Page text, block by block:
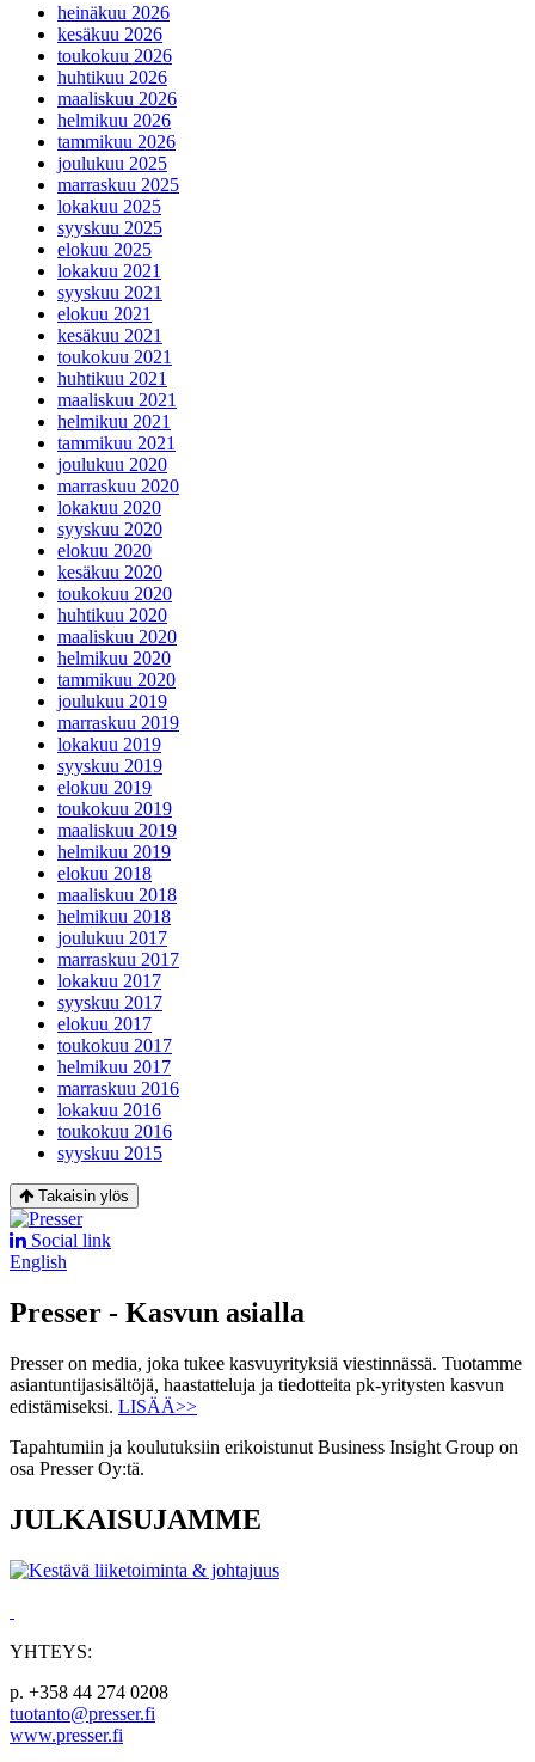
heinäkuu 2026
kesäkuu 2026
toukokuu 2026
huhtikuu 2026
maaliskuu 2026
helmikuu 2026
tammikuu 2026
joulukuu 2025
marraskuu 2025
lokakuu 2025
syyskuu 2025
elokuu 2025
lokakuu 2021
syyskuu 2021
elokuu 2021
kesäkuu 2021
toukokuu 2021
huhtikuu 2021
maaliskuu 2021
helmikuu 2021
tammikuu 2021
joulukuu 2020
marraskuu 2020
lokakuu 2020
syyskuu 2020
elokuu 2020
kesäkuu 2020
toukokuu 2020
huhtikuu 2020
maaliskuu 2020
helmikuu 2020
tammikuu 2020
joulukuu 2019
marraskuu 2019
lokakuu 2019
syyskuu 2019
elokuu 2019
toukokuu 2019
maaliskuu 2019
helmikuu 2019
elokuu 2018
maaliskuu 2018
helmikuu 2018
joulukuu 2017
marraskuu 2017
lokakuu 2017
syyskuu 2017
elokuu 2017
toukokuu 2017
helmikuu 2017
marraskuu 2016
lokakuu 2016
toukokuu 2016
syyskuu 2015
Takaisin ylös
Social link
English
Presser - Kasvun asialla
Presser on media, joka tukee kasvuyrityksiä viestinnässä. Tuotamme
asiantuntijasisältöjä, haastatteluja ja tiedotteita pk-yritysten kasvun
edistämiseksi. LISÄÄ>>
Tapahtumiin ja koulutuksiin erikoistunut Business Insight Group on
osa Presser Oy:tä.
JULKAISUJAMME
YHTEYS:
p. +358 44 274 0208
tuotanto@presser.fi
www.presser.fi